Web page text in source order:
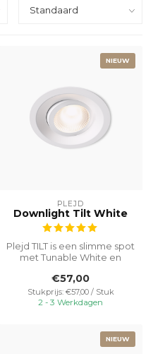
NIEUW
PLEJD
Downlight Tilt White
Plejd TILT is een slimme spot
met Tunable White en
zonder...
€57,00
Stukprijs: €57,00 / Stuk
2 - 3 Werkdagen
NIEUW